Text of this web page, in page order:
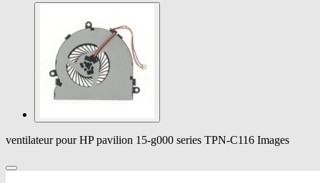
ventilateur pour HP pavilion 15-g000 series TPN-C116 Images